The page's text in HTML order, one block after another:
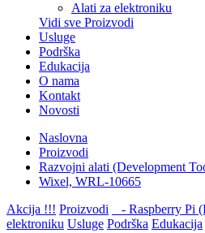
Alati za elektroniku
Vidi sve Proizvodi
Usluge
Podrška
Edukacija
O nama
Kontakt
Novosti
Naslovna
Proizvodi
Razvojni alati (Development
Wixel, WRL-10665
Akcija !!! Proizvodi - Raspberry Pi
elektroniku Usluge Podrška Edukacija